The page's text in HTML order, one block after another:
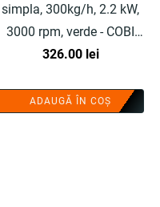
simpla, 300kg/h, 2.2 kW,
3000 rpm, verde - COBI
SMART®
326.00 lei
ADAUGĂ ÎN COȘ